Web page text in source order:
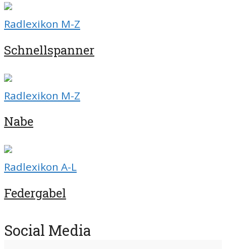
Radlexikon M-Z
Schnellspanner
Radlexikon M-Z
Nabe
Radlexikon A-L
Federgabel
Social Media